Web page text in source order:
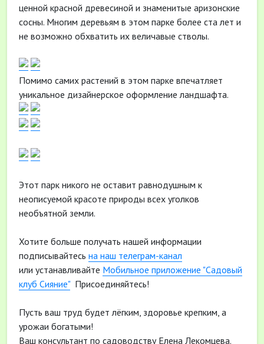
ценной красной древесиной и знаменитые аризонские
сосны. Многим деревьям в этом парке более ста лет и
не возможно обхватить их величавые стволы.
Помимо самих растений в этом парке впечатляет
уникальное дизайнерское оформление ландшафта.
Этот парк никого не оставит равнодушным к
неописуемой красоте природы всех уголков
необъятной земли.
Хотите больше получать нашей информации
подписывайтесь на наш телеграм-канал
или устанавливайте Мобильное приложение "Садовый
клуб Сияние"Присоединяйтесь!
Пусть ваш труд будет лёгким, здоровье крепким, а
урожаи богатыми!
Ваш консультант по садоводству Елена Лекомцева.